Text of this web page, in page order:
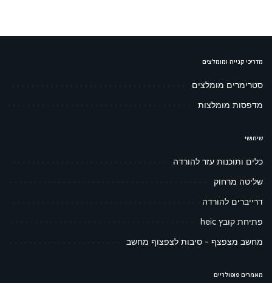
מדריכי קנייה ומומלצים
סטרימרים מומלצים
מדפסות מומלצות
שימושי
כלים ותוכנות עזר להורדה
שליטה מרחוק
דרייברים להורדה
פתיחת קובץ heic
מחשב מצפצף – סיבות לצפצוף מחשב
מאמרים פופולריים